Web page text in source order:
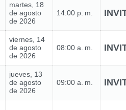
martes, 18
de agosto
de 2026
14:00 p. m.
viernes, 14
de agosto
de 2026
08:00 a. m.
jueves, 13
de agosto
de 2026
09:00 a. m.